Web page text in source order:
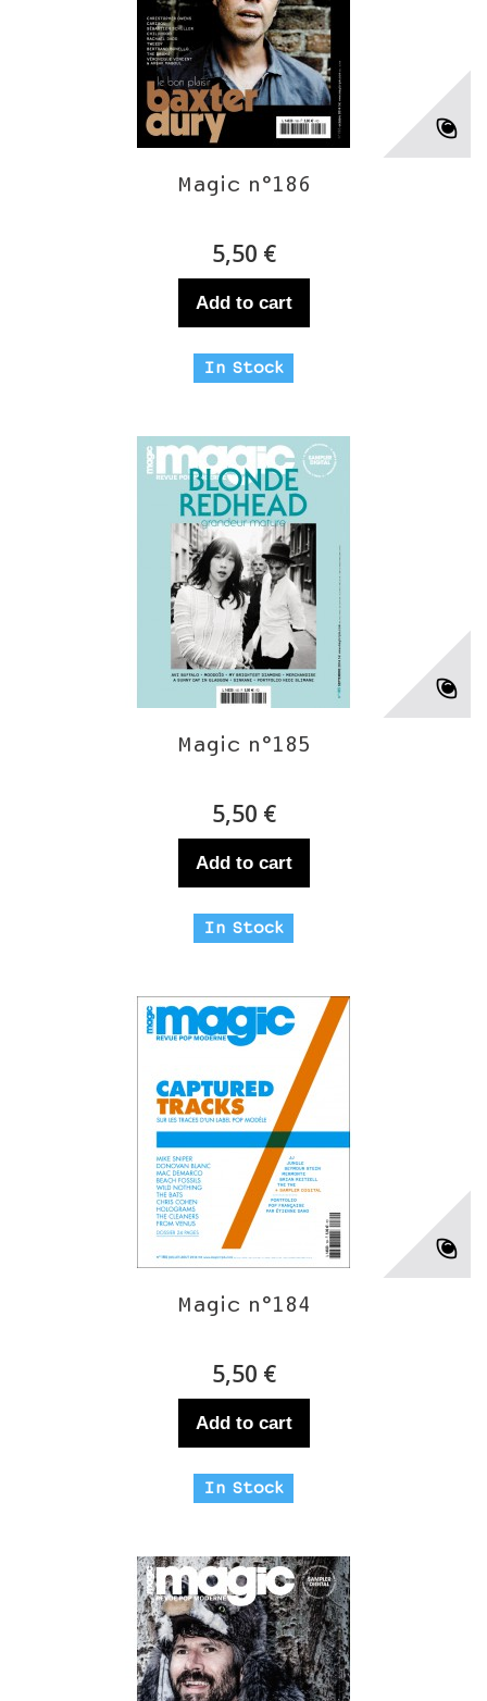
Magic n°186
5,50 €
Add to cart
In Stock
Magic n°185
5,50 €
Add to cart
In Stock
Magic n°184
5,50 €
Add to cart
In Stock